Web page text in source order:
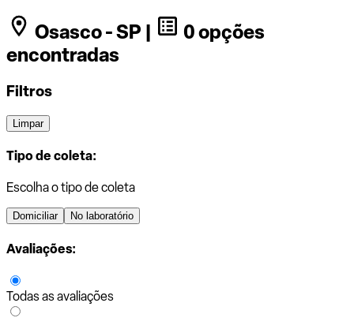
Osasco - SP |
0 opções
encontradas
Filtros
Limpar
Tipo de coleta:
Escolha o tipo de coleta
Domiciliar No laboratório
Avaliações:
Todas as avaliações